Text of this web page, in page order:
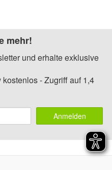
mehr!
und erhalte exklusive
- Zugriff auf 1,4
Anmelden